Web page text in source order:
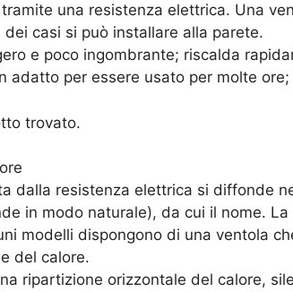
tramite una resistenza elettrica. Una
casi si può installare alla parete.
e poco ingombrante; riscalda
adatto per essere usato per molte
trovato.
dalla resistenza elettrica si diffonde
in modo naturale), da cui il nome.
modelli dispongono di una ventola
del calore.
ripartizione orizzontale del calore,